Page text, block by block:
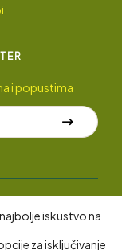
i popustima
iskustvo na
za isključivanje